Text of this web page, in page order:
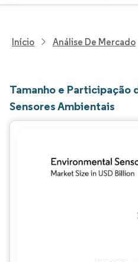
Início Análise De Mercado
Tamanho e Participação
Sensores Ambientais